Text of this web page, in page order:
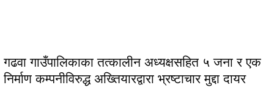
गढवा गाउँपालिकाका तत्कालीन अध्यक्षसहित ५ जना र एक
निर्माण कम्पनीविरुद्ध अख्तियारद्वारा भ्रष्टाचार मुद्दा दायर